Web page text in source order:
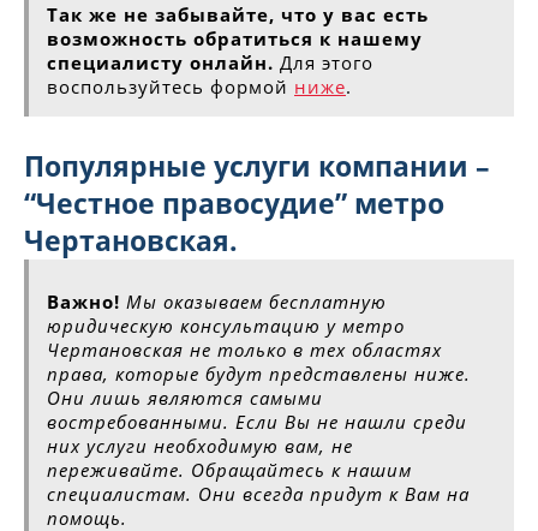
Так же не забывайте, что у вас есть
возможность обратиться к нашему
специалисту онлайн. Для этого
воспользуйтесь формой ниже.
Популярные услуги компании –
“Честное правосудие” метро
Чертановская.
Важно! Мы оказываем бесплатную
юридическую консультацию у метро
Чертановская не только в тех областях
права, которые будут представлены ниже.
Они лишь являются самыми
востребованными. Если Вы не нашли среди
них услуги необходимую вам, не
переживайте. Обращайтесь к нашим
специалистам. Они всегда придут к Вам на
помощь.